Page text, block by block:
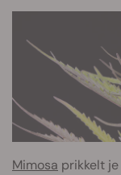
Mimosa prikkelt